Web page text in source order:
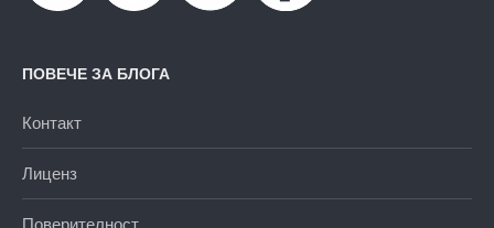
ПОВЕЧЕ ЗА БЛОГА
Контакт
Лиценз
Поверителност